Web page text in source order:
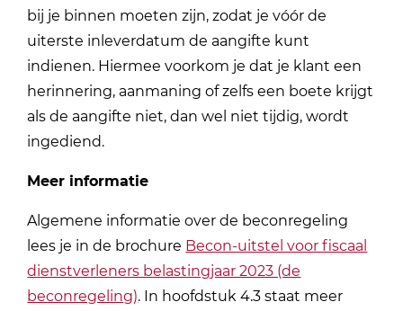
bij je binnen moeten zijn, zodat je vóór de
uiterste inleverdatum de aangifte kunt
indienen. Hiermee voorkom je dat je klant een
herinnering, aanmaning of zelfs een boete krijgt
als de aangifte niet, dan wel niet tijdig, wordt
ingediend.
Meer informatie
Algemene informatie over de beconregeling
lees je in de brochure Becon-uitstel voor fiscaal
dienstverleners belastingjaar 2023 (de
beconregeling). In hoofdstuk 4.3 staat meer